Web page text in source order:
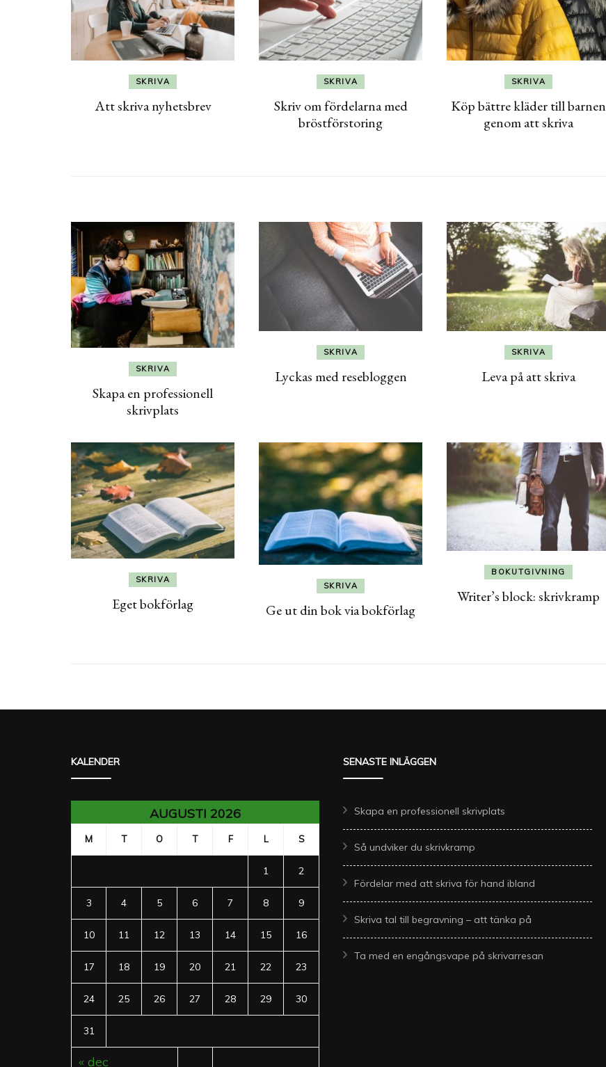
SKRIVA
Att skriva nyhetsbrev
SKRIVA
Skriv om fördelarna med
bröstförstoring
SKRIVA
Köp bättre kläder till barnen
genom att skriva
SKRIVA
Skapa en professionell
skrivplats
SKRIVA
Lyckas med resebloggen
SKRIVA
Leva på att skriva
SKRIVA
Eget bokförlag
SKRIVA
Ge ut din bok via bokförlag
BOKUTGIVNING
Writer’s block: skrivkramp
KALENDER
AUGUSTI 2026
M T O T F L S
1 2
3 4 5 6 7 8 9
10 11 12 13 14 15 16
17 18 19 20 21 22 23
24 25 26 27 28 29 30
31
« dec
SENASTE INLÄGGEN
Skapa en professionell skrivplats
Så undviker du skrivkramp
Fördelar med att skriva för hand ibland
Skriva tal till begravning – att tänka på
Ta med en engångsvape på skrivarresan